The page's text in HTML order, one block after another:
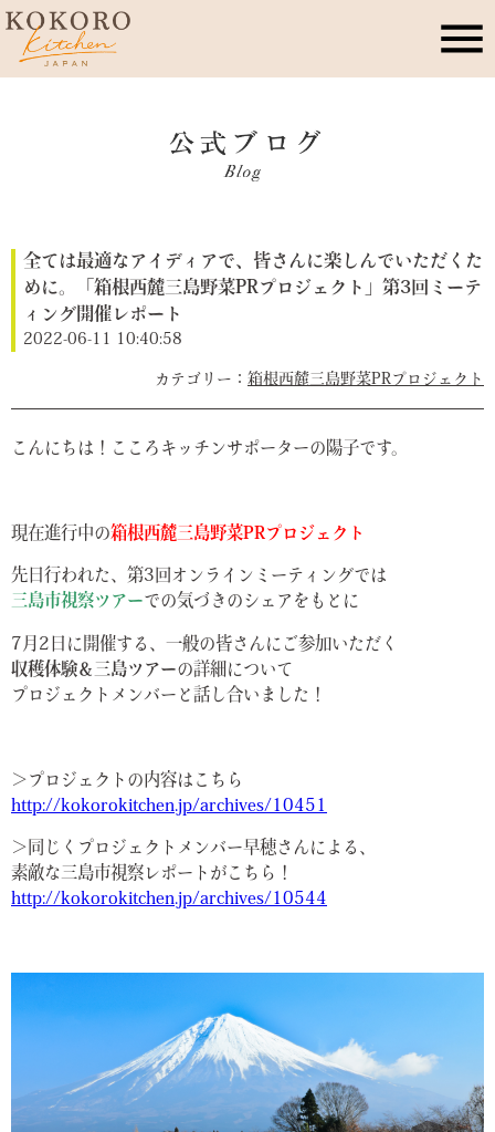
こころキッチンとは
レッスン・イベント
季節のこころレシピ
公式ブログ
全ては最適なアイディアで、皆さんに楽しんでいただくた
めに。「箱根西麓三島野菜PRプロジェクト」第3回ミーテ
ィング開催レポート
2022-06-11 10:40:58
箱根西麓三島野菜PRプロジェクト
こんにちは！こころキッチンサポーターの陽子です。
現在進行中の箱根西麓三島野菜PRプロジェクト
先日行われた、第3回オンラインミーティングでは
三島市視察ツアーでの気づきのシェアをもとに
7月2日に開催する、一般の皆さんにご参加いただく
収穫体験＆三島ツアーの詳細について
プロジェクトメンバーと話し合いました！
＞プロジェクトの内容はこちら
http://kokorokitchen.jp/archives/10451
＞同じくプロジェクトメンバー早穂さんによる、
素敵な三島市視察レポートがこちら！
http://kokorokitchen.jp/archives/10544